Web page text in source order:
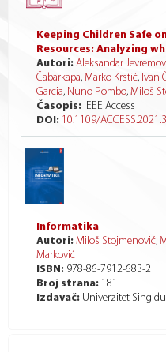
Keeping Children Safe
Resources: Analyzing
Autori: Aleksandar
Čabarkapa, Marko Krstić, Ivan
Garcia, Nuno Pombo, Miloš
Časopis: IEEE Access
DOI: 10.1109/
Informatika
Autori: Miloš Stojmenović,
Marković
ISBN: 978-86-7912-683-2
Broj strana: 181
Izdavač: Univerzitet